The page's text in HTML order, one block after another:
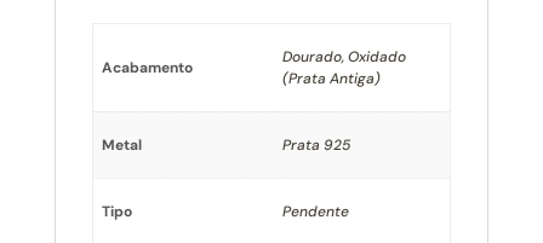
Acabamento
Dourado, Oxidado
(Prata Antiga)
Metal Prata 925
Tipo Pendente